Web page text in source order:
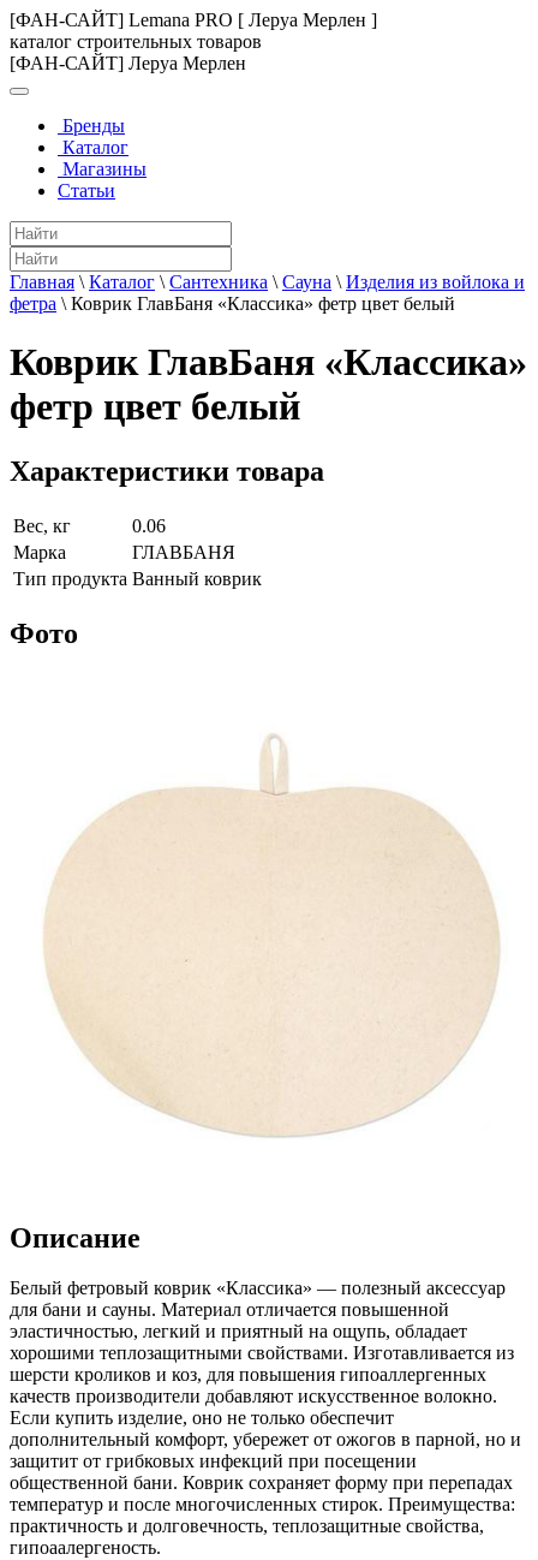
[ФАН-САЙТ] Lemana PRO [ Леруа Мерлен ]
каталог строительных товаров
[ФАН-САЙТ] Леруа Мерлен
Бренды
Каталог
Магазины
Статьи
Главная \ Каталог \ Сантехника \ Сауна \ Изделия из войлока и
фетра \ Коврик ГлавБаня «Классика» фетр цвет белый
Коврик ГлавБаня «Классика»
фетр цвет белый
Характеристики товара
Вес, кг
0.06
Марка
ГЛАВБАНЯ
Тип продукта Ванный коврик
Фото
Описание
Белый фетровый коврик «Классика» — полезный аксессуар
для бани и сауны. Материал отличается повышенной
эластичностью, легкий и приятный на ощупь, обладает
хорошими теплозащитными свойствами. Изготавливается из
шерсти кроликов и коз, для повышения гипоаллергенных
качеств производители добавляют искусственное волокно.
Если купить изделие, оно не только обеспечит
дополнительный комфорт, убережет от ожогов в парной, но и
защитит от грибковых инфекций при посещении
общественной бани. Коврик сохраняет форму при перепадах
температур и после многочисленных стирок. Преимущества:
практичность и долговечность, теплозащитные свойства,
гипоаалергеность.